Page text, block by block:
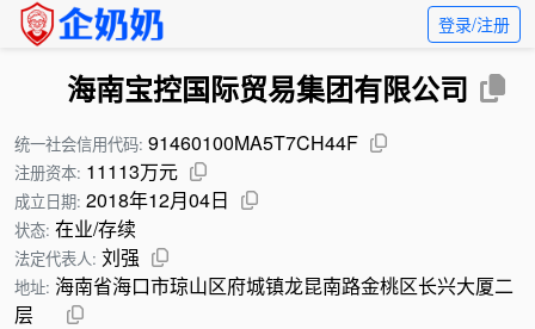
登录/注册
海南宝控国际贸易集团有限公司
统一社会信用代码: 91460100MA5T7CH44F
注册资本: 11113万元
成立日期: 2018年12月04日
状态: 在业/存续
法定代表人: 刘强
地址: 海南省海口市琼山区府城镇龙昆南路金桃区长兴大厦二
层